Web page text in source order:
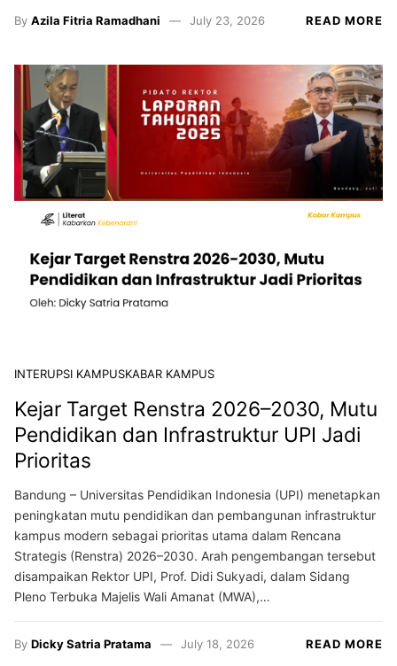
By Azila Fitria Ramadhani July 23, 2026 READ MORE
INTERUPSI KAMPUSKABAR KAMPUS
Kejar Target Renstra 2026–2030, Mutu
Pendidikan dan Infrastruktur UPI Jadi
Prioritas
Bandung – Universitas Pendidikan Indonesia (UPI) menetapkan
peningkatan mutu pendidikan dan pembangunan infrastruktur
kampus modern sebagai prioritas utama dalam Rencana
Strategis (Renstra) 2026–2030. Arah pengembangan tersebut
disampaikan Rektor UPI, Prof. Didi Sukyadi, dalam Sidang
Pleno Terbuka Majelis Wali Amanat (MWA),…
By Dicky Satria Pratama July 18, 2026 READ MORE